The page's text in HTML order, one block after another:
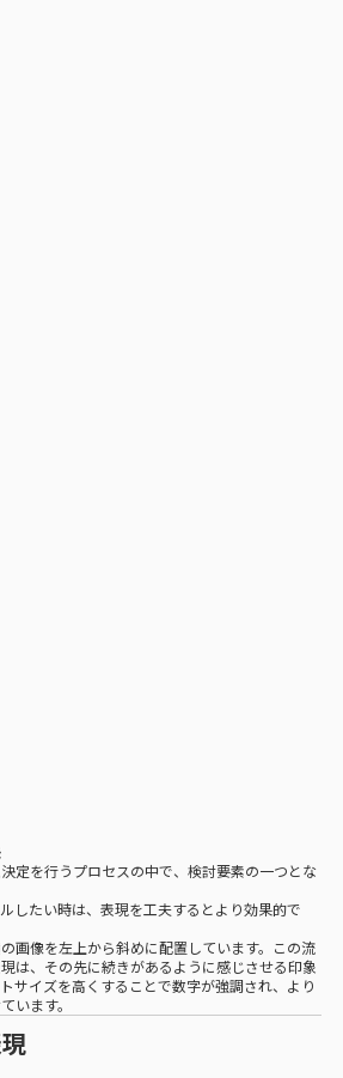
定を行うプロセスの中で、検討要素の一つとな
したい時は、表現を工夫するとより効果的で
画像を左上から斜めに配置しています。この流
は、その先に続きがあるように感じさせる印象
サイズを高くすることで数字が強調され、より
います。